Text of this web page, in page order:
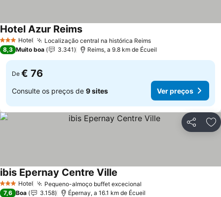
3 EstrelasHotel Localização central na histórica ReimsVer preços
Hotel Azur ReimsVer preços
8,3 Muito boa 3.341 Reims, a 9.8 km de Écueil
De € 76
Consulte os preços de 9 sites Ver preços
Partilhar
3 EstrelasHotel Pequeno-almoço buffet excecional
ibis Epernay Centre Ville
7,6 Boa 3.158 Épernay, a 16.1 km de Écueil